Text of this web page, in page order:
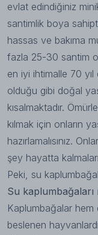
evlat edindiğiniz
santimlik boya
hassas ve bakıma
fazla 25-30 santim
en iyi ihtimalle 70 yıl
olduğu gibi doğal
kısalmaktadır.
kılmak için onların
hazırlamalısınız.
şey hayatta
Peki, su
Su kaplumbağaları
Kaplumbağalar
beslenen